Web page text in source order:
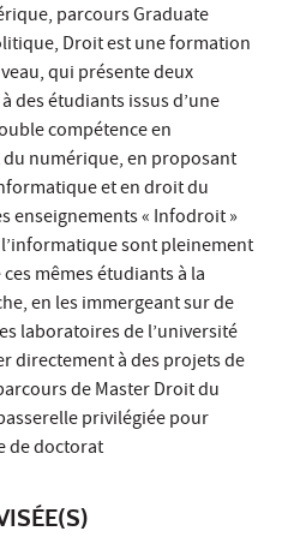
parcours Graduate
Droit est une formation
qui présente deux
des étudiants issus d’une
compétence en
numérique, en proposant
et en droit du
enseignements « Infodroit »
sont pleinement
mêmes étudiants à la
en les immergeant sur de
laboratoires de l’université
directement à des projets de
de Master Droit du
privilégiée pour
de doctorat